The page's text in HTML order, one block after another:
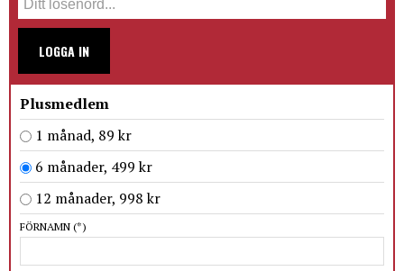
LOGGA IN
Plusmedlem
1 månad, 89 kr
6 månader, 499 kr
12 månader, 998 kr
FÖRNAMN (*)